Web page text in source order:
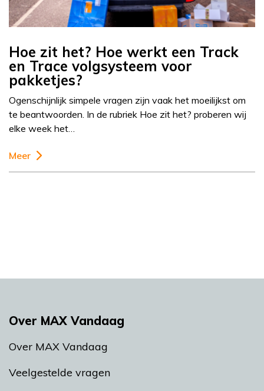
Hoe zit het? Hoe werkt een Track
en Trace volgsysteem voor
pakketjes?
Ogenschijnlijk simpele vragen zijn vaak het moeilijkst om
te beantwoorden. In de rubriek Hoe zit het? proberen wij
elke week het…
Meer
Over MAX Vandaag
Over MAX Vandaag
Veelgestelde vragen